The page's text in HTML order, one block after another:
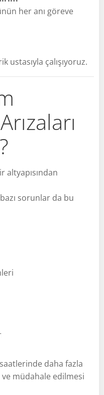
her anı göreve
ustasıyla çalışıyoruz.
altyapısından
sorunlar da bu
daha fazla
müdahale edilmesi